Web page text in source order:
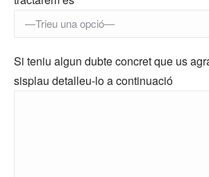
Si teniu algun dubte concret que us
sisplau detalleu-lo a continuació